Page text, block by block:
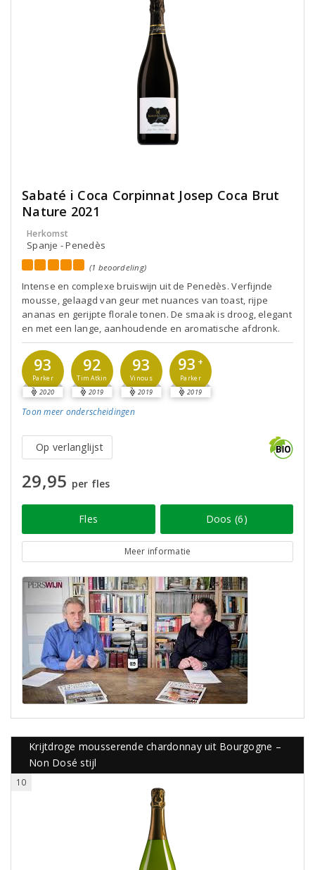
Sabaté i Coca Corpinnat Josep Coca Brut
Nature 2021
Herkomst
Spanje - Penedès
(1 beoordeling)
Intense en complexe bruiswijn uit de Penedès. Verfijnde
mousse, gelaagd van geur met nuances van toast, rijpe
ananas en gerijpte florale tonen. De smaak is droog, elegant
en met een lange, aanhoudende en aromatische afdronk.
93
Parker
2020
92
Tim Atkin
2019
93
Vinous
2019
93 +
Parker
2019
Toon meer onderscheidingen
Op verlanglijst
29,95 per fles
Fles Doos (6)
Meer informatie
Krijtdroge mousserende chardonnay uit Bourgogne –
Non Dosé stijl
10